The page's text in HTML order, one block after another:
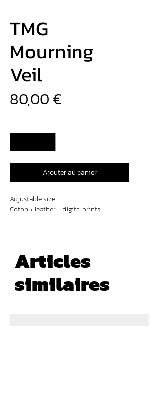
TMG
Mourning
Veil
80,00 €
Ajouter au panier
Adjustable size
Coton + leather + digital prints
Articles
similaires